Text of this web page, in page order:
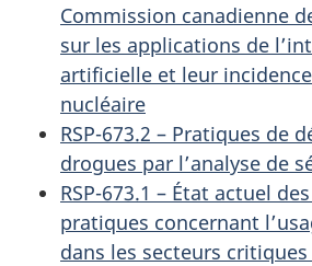
Commission canadienne
sur les applications de
artificielle et leur
nucléaire
RSP-673.2 – Pratiques de
drogues par l’analyse de
RSP-673.1 – État actuel
pratiques concernant
dans les secteurs